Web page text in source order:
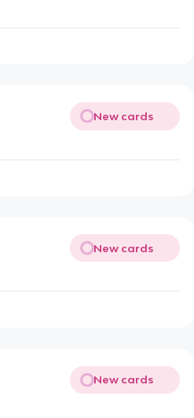
New cards
New cards
New cards